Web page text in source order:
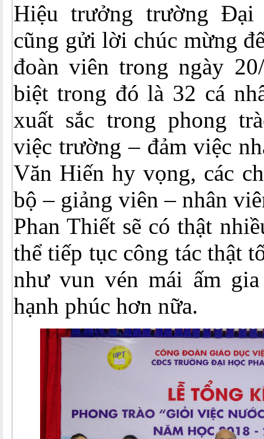
Hiệu trưởng trường Đại
cũng gửi lời chúc mừng
đoàn viên trong ngày
biệt trong đó là 32 cá
xuất sắc trong phong
việc trường – đảm việc
Văn Hiến hy vọng, các
bộ – giảng viên – nhân
Phan Thiết sẽ có thật
thể tiếp tục công tác thật
như vun vén mái ấm
hạnh phúc hơn nữa.